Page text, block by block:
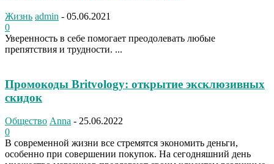
Жизнь admin - 05.06.2021
0
Уверенность в себе помогает преодолевать любые
препятствия и трудности. ...
Промокоды Britvology: открытие эксклюзивных
скидок
Общество Anna - 25.06.2022
0
В современной жизни все стремятся экономить деньги,
особенно при совершении покупок. На сегодняшний день